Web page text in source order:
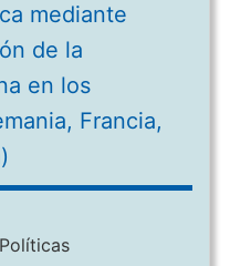
mediante
de la
en los
Francia,